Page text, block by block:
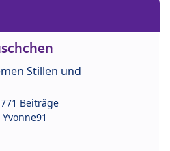
Stillen und
Beiträge
Yvonne91